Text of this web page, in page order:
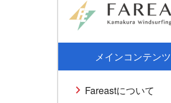
メインコンテンツ
Fareastについて